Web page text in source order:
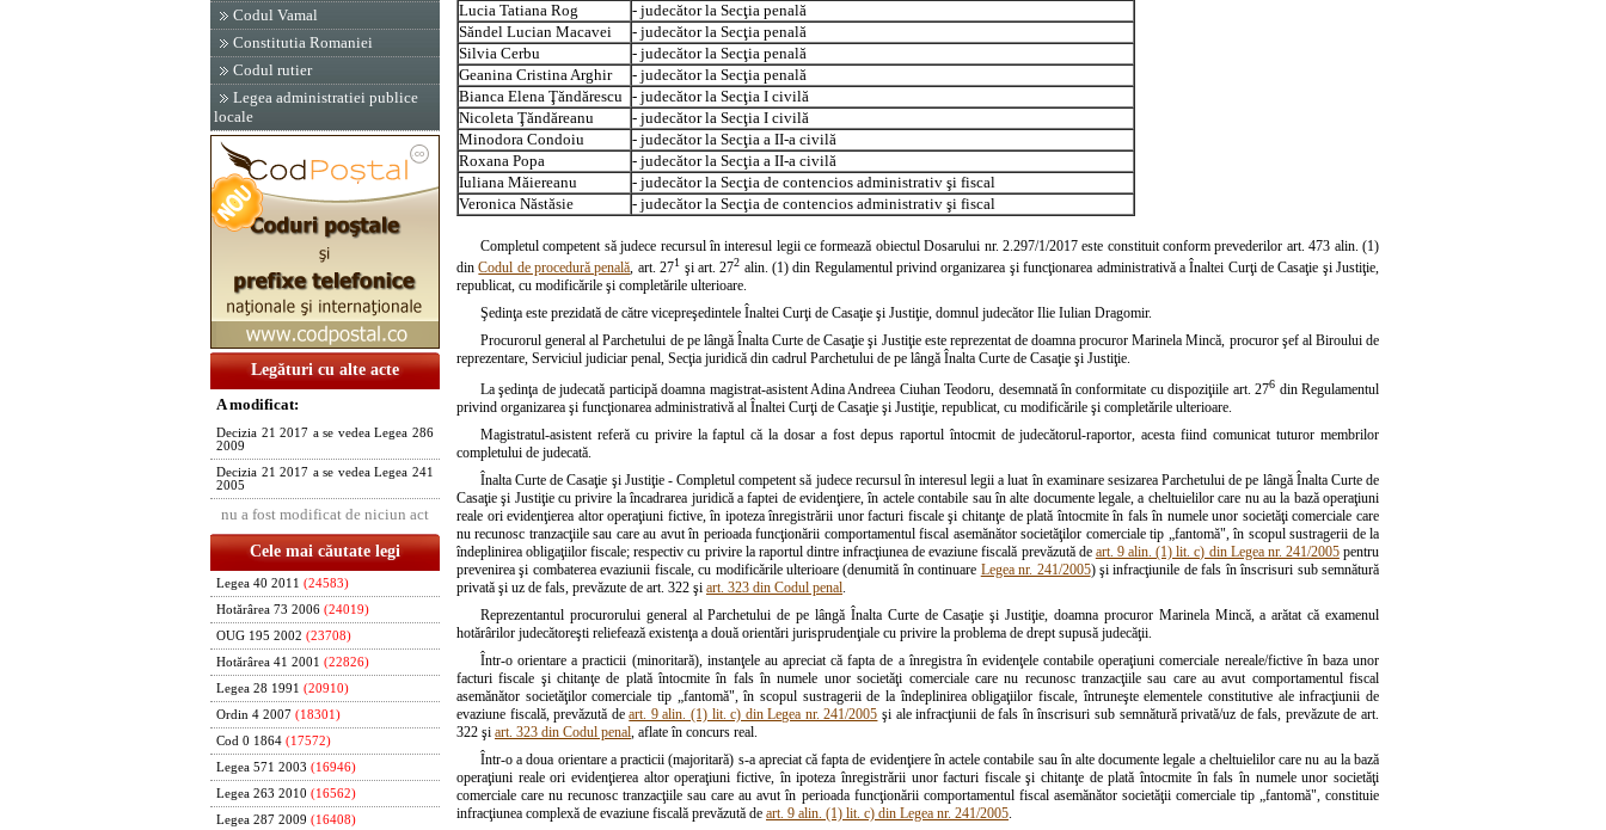
Codul Vamal
Constitutia Romaniei
Codul rutier
Legea administratiei publice
locale
Legături cu alte acte
A modificat:
Decizia 21 2017 a se vedea Legea 286
2009
Decizia 21 2017 a se vedea Legea 241
2005
nu a fost modificat de niciun act
Cele mai căutate legi
Legea 40 2011 (24583)
Hotărârea 73 2006 (24019)
OUG 195 2002 (23708)
Hotărârea 41 2001 (22826)
Legea 28 1991 (20910)
Ordin 4 2007 (18301)
Cod 0 1864 (17572)
Legea 571 2003 (16946)
Legea 263 2010 (16562)
Legea 287 2009 (16408)
Lucia Tatiana Rog
- judecător la Secţia penală
Săndel Lucian Macavei
- judecător la Secţia penală
Silvia Cerbu
- judecător la Secţia penală
Geanina Cristina Arghir
- judecător la Secţia penală
Bianca Elena Ţăndărescu - judecător la Secţia I civilă
Nicoleta Ţăndăreanu
- judecător la Secţia I civilă
Minodora Condoiu
- judecător la Secţia a II-a civilă
Roxana Popa
- judecător la Secţia a II-a civilă
Iuliana Măiereanu
- judecător la Secţia de contencios administrativ şi fiscal
Veronica Năstăsie
- judecător la Secţia de contencios administrativ şi fiscal
Completul competent să judece recursul în interesul legii ce formează obiectul Dosarului nr. 2.297/1/2017 este constituit conform prevederilor art. 473 alin. (1)
dinCodul de procedură penală , art. 271 şi art. 272 alin. (1) din Regulamentul privind organizarea şi funcţionarea administrativă a Înaltei Curţi de Casaţie şi Justiţie,
republicat, cu modificările şi completările ulterioare.
Şedinţa este prezidată de către vicepreşedintele Înaltei Curţi de Casaţie şi Justiţie, domnul judecător Ilie Iulian Dragomir.
Procurorul general al Parchetului de pe lângă Înalta Curte de Casaţie şi Justiţie este reprezentat de doamna procuror Marinela Mincă, procuror şef al Biroului de
reprezentare, Serviciul judiciar penal, Secţia juridică din cadrul Parchetului de pe lângă Înalta Curte de Casaţie şi Justiţie.
La şedinţa de judecată participă doamna magistrat-asistent Adina Andreea Ciuhan Teodoru, desemnată în conformitate cu dispoziţiile art. 276 din Regulamentul
privind organizarea şi funcţionarea administrativă al Înaltei Curţi de Casaţie şi Justiţie, republicat, cu modificările şi completările ulterioare.
Magistratul-asistent referă cu privire la faptul că la dosar a fost depus raportul întocmit de judecătorul-raportor, acesta fiind comunicat tuturor membrilor
completului de judecată.
Înalta Curte de Casaţie şi Justiţie - Completul competent să judece recursul în interesul legii a luat în examinare sesizarea Parchetului de pe lângă Înalta Curte de
Casaţie şi Justiţie cu privire la încadrarea juridică a faptei de evidenţiere, în actele contabile sau în alte documente legale, a cheltuielilor care nu au la bază operaţiuni
reale ori evidenţierea altor operaţiuni fictive, în ipoteza înregistrării unor facturi fiscale şi chitanţe de plată întocmite în fals în numele unor societăţi comerciale care
nu recunosc tranzacţiile sau care au avut în perioada funcţionării comportamentul fiscal asemănător societăţilor comerciale tip „fantomă", în scopul sustragerii de la
îndeplinirea obligaţiilor fiscale; respectiv cu privire la raportul dintre infracţiunea de evaziune fiscală prevăzută de art. 9 alin. (1) lit. c) din Legea nr. 241/2005pentru
prevenirea şi combaterea evaziunii fiscale, cu modificările ulterioare (denumită în continuare Legea nr. 241/2005) şi infracţiunile de fals în înscrisuri sub semnătură
privată şi uz de fals, prevăzute de art. 322 şi art. 323 din Codul penal
Reprezentantul procurorului general al Parchetului de pe lângă Înalta Curte de Casaţie şi Justiţie, doamna procuror Marinela Mincă, a arătat că examenul
hotărârilor judecătoreşti reliefează existenţa a două orientări jurisprudenţiale cu privire la problema de drept supusă judecăţii.
Într-o orientare a practicii (minoritară), instanţele au apreciat că fapta de a înregistra în evidenţele contabile operaţiuni comerciale nereale/fictive în baza unor
facturi fiscale şi chitanţe de plată întocmite în fals în numele unor societăţi comerciale care nu recunosc tranzacţiile sau care au avut comportamentul fiscal
asemănător societăţilor comerciale tip „fantomă", în scopul sustragerii de la îndeplinirea obligaţiilor fiscale, întruneşte elementele constitutive ale infracţiunii de
evaziune fiscală, prevăzută deart. 9 alin. (1) lit. c) din Legea nr. 241/2005 şi ale infracţiunii de fals în înscrisuri sub semnătură privată/uz de fals, prevăzute de art.
322 şi art. 323 din Codul penal , aflate în concurs real.
Într-o a doua orientare a practicii (majoritară) s-a apreciat că fapta de evidenţiere în actele contabile sau în alte documente legale a cheltuielilor care nu au la bază
operaţiuni reale ori evidenţierea altor operaţiuni fictive, în ipoteza înregistrării unor facturi fiscale şi chitanţe de plată întocmite în fals în numele unor societăţi
comerciale care nu recunosc tranzacţiile sau care au avut în perioada funcţionării comportamentul fiscal asemănător societăţii comerciale tip „fantomă", constituie
infracţiunea complexă de evaziune fiscală prevăzută de art. 9 alin. (1) lit. c) din Legea nr. 241/2005